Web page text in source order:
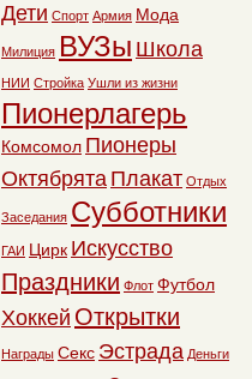
Дети Спорт Армия Мода
Милиция ВУЗы Школа
НИИ Стройка Ушли из жизни
Пионерлагерь
Комсомол Пионеры
Октябрята Плакат Отдых
Заседания Субботники
ГАИ Цирк Искусство
Праздники Флот Футбол
Хоккей Открытки
Награды Секс Эстрада Деньги